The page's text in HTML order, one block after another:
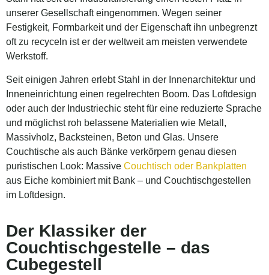
unserer Gesellschaft eingenommen. Wegen seiner
Festigkeit, Formbarkeit und der Eigenschaft ihn unbegrenzt
oft zu recyceln ist er der weltweit am meisten verwendete
Werkstoff.
Seit einigen Jahren erlebt Stahl in der Innenarchitektur und
Inneneinrichtung einen regelrechten Boom. Das Loftdesign
oder auch der Industriechic steht für eine reduzierte Sprache
und möglichst roh belassene Materialien wie Metall,
Massivholz, Backsteinen, Beton und Glas. Unsere
Couchtische als auch Bänke verkörpern genau diesen
puristischen Look: Massive Couchtisch oder Bankplatten
aus Eiche kombiniert mit Bank – und Couchtischgestellen
im Loftdesign.
Der Klassiker der
Couchtischgestelle – das
Cubegestell